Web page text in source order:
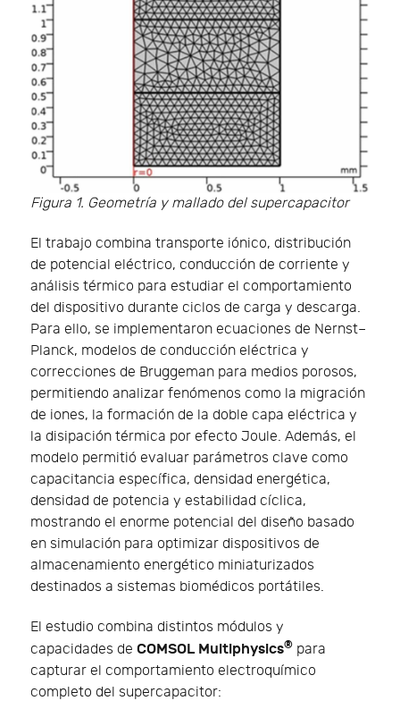
Figura 1. Geometría y mallado del supercapacitor
El trabajo combina transporte iónico, distribución
de potencial eléctrico, conducción de corriente y
análisis térmico para estudiar el comportamiento
del dispositivo durante ciclos de carga y descarga.
Para ello, se implementaron ecuaciones de Nernst–
Planck, modelos de conducción eléctrica y
correcciones de Bruggeman para medios porosos,
permitiendo analizar fenómenos como la migración
de iones, la formación de la doble capa eléctrica y
la disipación térmica por efecto Joule. Además, el
modelo permitió evaluar parámetros clave como
capacitancia específica, densidad energética,
densidad de potencia y estabilidad cíclica,
mostrando el enorme potencial del diseño basado
en simulación para optimizar dispositivos de
almacenamiento energético miniaturizados
destinados a sistemas biomédicos portátiles.
El estudio combina distintos módulos y
capacidades de COMSOL Multiphysics® para
capturar el comportamiento electroquímico
completo del supercapacitor: